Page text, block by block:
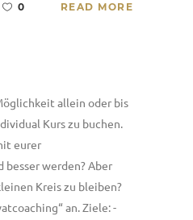
0 READ MORE
allein oder bis
Kurs zu buchen.
eurer
besser werden? Aber
Kreis zu bleiben?
an. Ziele: -